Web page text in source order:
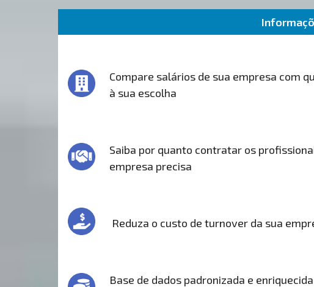
Compare salários de sua empresa com
à sua escolha
Saiba por quanto contratar os
empresa precisa
Reduza o custo de turnover da sua
Base de dados padronizada e